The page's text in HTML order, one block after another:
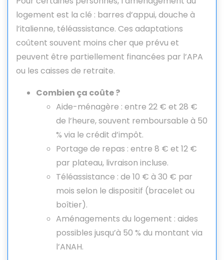
logement est la clé : barres d’appui, douche à
l’italienne, téléassistance. Ces adaptations
coûtent souvent moins cher que prévu et
peuvent être partiellement financées par l’APA
ou les caisses de retraite.
Combien ça coûte ?
Aide-ménagère : entre 22 € et 28 €
de l’heure, souvent remboursable à 50
% via le crédit d’impôt.
Portage de repas : entre 8 € et 12 €
par plateau, livraison incluse.
Téléassistance : de 10 € à 30 € par
mois selon le dispositif (bracelet ou
boîtier).
Aménagements du logement : aides
possibles jusqu’à 50 % du montant via
l’ANAH.